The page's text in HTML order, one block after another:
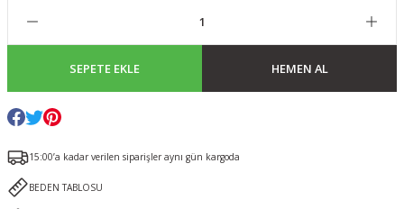
SEPETE EKLE HEMEN AL
15:00’a kadar verilen siparişler aynı gün kargoda
BEDEN TABLOSU